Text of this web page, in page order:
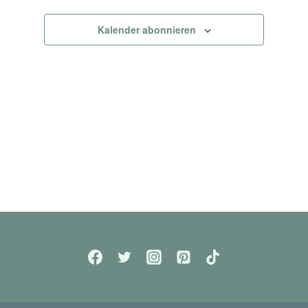
Kalender abonnieren